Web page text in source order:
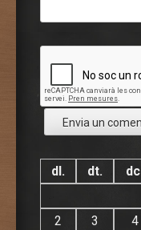
dl.
dt.
2
3 4